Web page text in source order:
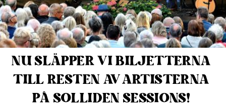
NU SLÄPPER VI BILJETTERNA
TILL RESTEN AV ARTISTERNA
PÅ SOLLIDEN SESSIONS!